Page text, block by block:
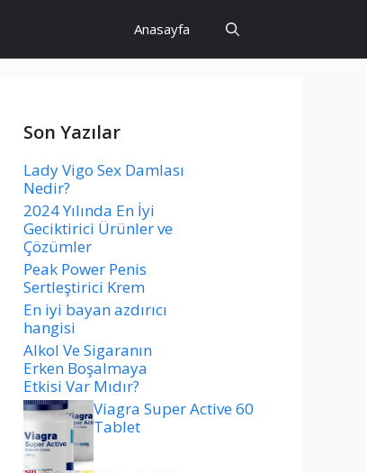
Anasayfa
Son Yazılar
Lady Vigo Sex Damlası
Nedir?
2024 Yılında En İyi
Geciktirici Ürünler ve
Çözümler
Peak Power Penis
Sertleştirici Krem
En iyi bayan azdırıcı
hangisi
Alkol Ve Sigaranın
Erken Boşalmaya
Etkisi Var Mıdır?
Viagra Super Active 60
Tablet